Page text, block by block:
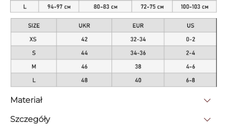
Materiał
Szczegóły